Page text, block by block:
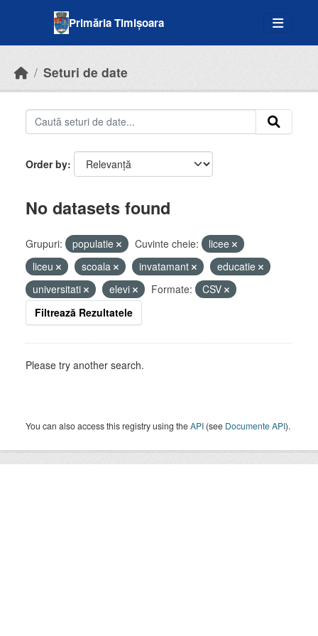
Primăria Timișoara
Seturi de date
Order by
No datasets found
Grupuri: populatie Cuvinte cheie:
licee
liceu
scoala invatamant
educatie
universitati
elevi Formate:
CSV
Filtrează Rezultatele
Please try another search.
You can also access this registry using theAPI (see Documente API).